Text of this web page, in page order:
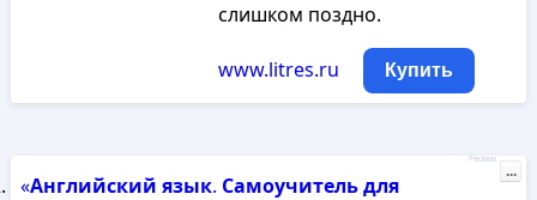
слишком поздно.
www.litres.ru Купить
«Английский язык. Самоучительдля
Реклама
...